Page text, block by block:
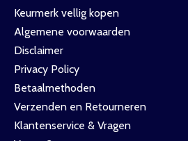
Keurmerk vellig kopen
Algemene voorwaarden
Disclaimer
Privacy Policy
Betaalmethoden
Verzenden en Retourneren
Klantenservice & Vragen